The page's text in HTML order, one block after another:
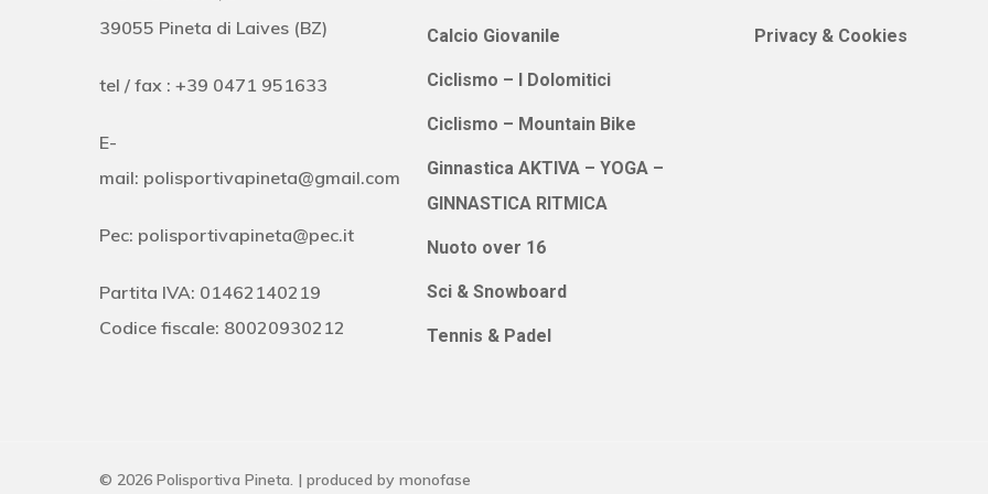
39055 Pineta di Laives (BZ)
tel / fax : +39 0471 951633
E-
mail: polisportivapineta@gmail.com
Pec: polisportivapineta@pec.it
Partita IVA: 01462140219
Codice fiscale: 80020930212
Calcio Giovanile
Ciclismo – I Dolomitici
Ciclismo – Mountain Bike
Ginnastica AKTIVA – YOGA –
GINNASTICA RITMICA
Nuoto over 16
Sci & Snowboard
Tennis & Padel
Privacy & Cookies
© 2026 Polisportiva Pineta. | produced by monofase